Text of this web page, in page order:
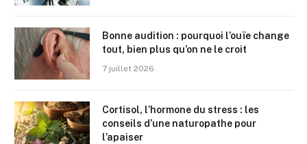
Bonne audition : pourquoi l’ouïe change
tout, bien plus qu’on ne le croit
7 juillet 2026
Cortisol, l’hormone du stress : les
conseils d’une naturopathe pour
l’apaiser